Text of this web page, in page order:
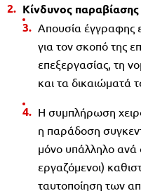
Κίνδυνος
Απουσία έγγραφης
για τον σκοπό της
επεξεργασίας, τη
και τα δικαιώματά
Η συμπλήρωση
η παράδοση
μόνο υπάλληλο ανά
εργαζόμενοι)
ταυτοποίηση των